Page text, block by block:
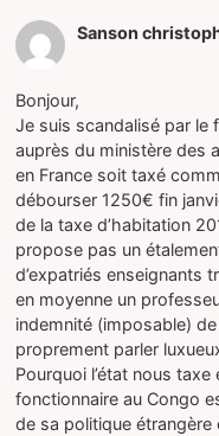
Sanson
Bonjour,
Je suis scandalisé par le
auprès du ministère des
en France soit taxé
débourser 1250€ fin
de la taxe d’habitation
propose pas un
d’expatriés enseignants
en moyenne un
indemnité (imposable)
proprement parler
Pourquoi l’état nous
fonctionnaire au Congo
de sa politique étrangère